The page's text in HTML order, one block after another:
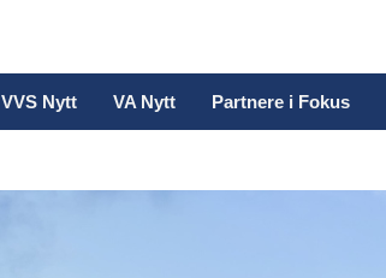
VVS Nytt VA Nytt Partnere i Fokus